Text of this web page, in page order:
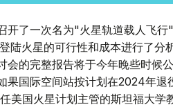
开了一次名为"火星轨道载人飞
陆火星的可行性和成本进行了分
会的完整报告将于今年晚些时候
果国际空间站按计划在2024年
美国火星计划主管的斯坦福大